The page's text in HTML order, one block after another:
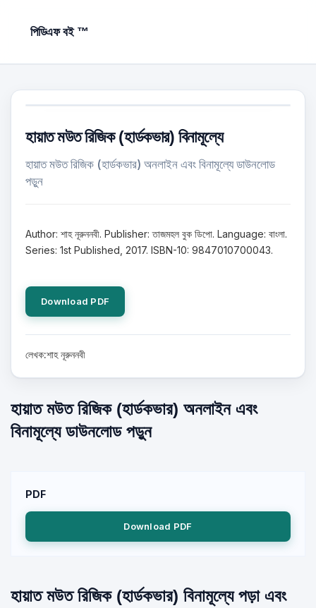
পিডিএফ বই ™
হায়াত মউত রিজিক (হার্ডকভার) বিনামূল্যে
হায়াত মউত রিজিক (হার্ডকভার) অনলাইন এবং বিনামূল্যে ডাউনলোড
পড়ুন
Author: শাহ নূরুননবী. Publisher: তাজমহল বুক ডিপো. Language: বাংলা.
Series: 1st Published, 2017. ISBN-10: 9847010700043.
Download PDF
লেখক:শাহ নূরুননবী
হায়াত মউত রিজিক (হার্ডকভার) অনলাইন এবং
বিনামূল্যে ডাউনলোড পড়ুন
PDF
Download PDF
হায়াত মউত রিজিক (হার্ডকভার) বিনামূল্যে পড়া এবং